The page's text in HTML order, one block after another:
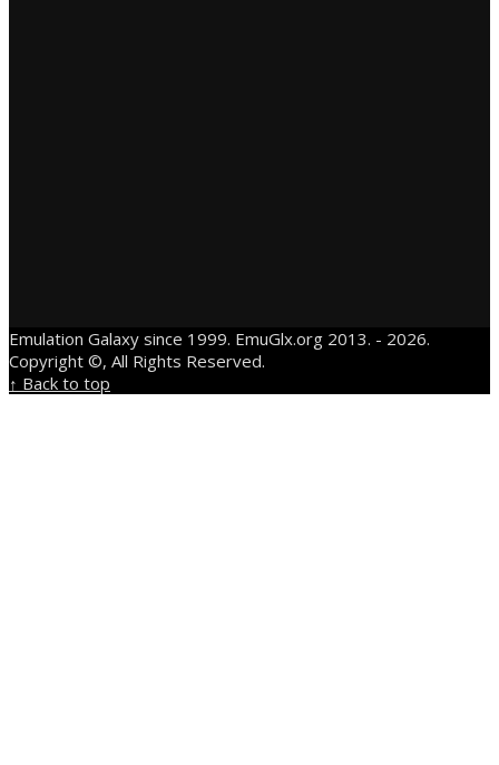
Emulation Galaxy since 1999. EmuGlx.org 2013. - 2026.
Copyright ©, All Rights Reserved.
↑ Back to top